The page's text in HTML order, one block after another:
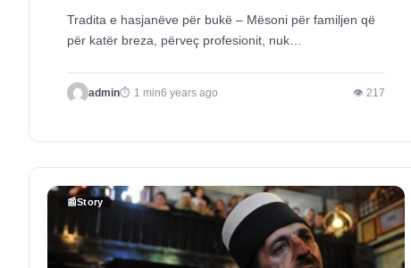
Tradita e hasjanëve për bukë – Mësoni për familjen që
për katër breza, përveç profesionit, nuk…
admin 1 min6 years ago 👁 217
📰Story